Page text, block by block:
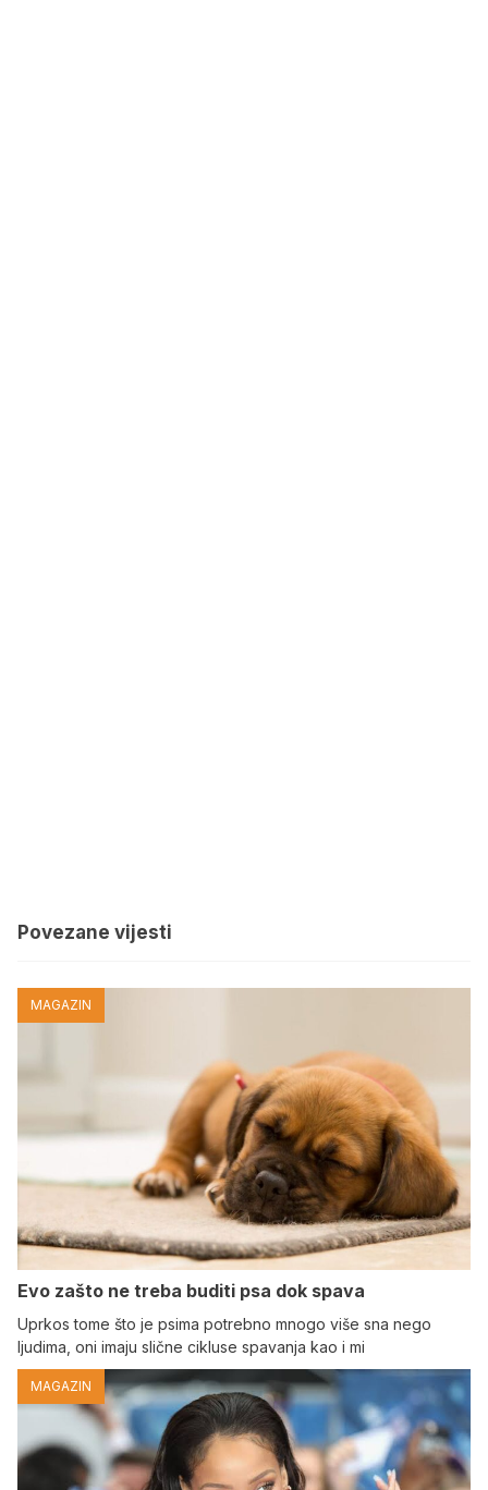
Povezane vijesti
MAGAZIN
Evo zašto ne treba buditi psa dok spava
Uprkos tome što je psima potrebno mnogo više sna nego
ljudima, oni imaju slične cikluse spavanja kao i mi
MAGAZIN